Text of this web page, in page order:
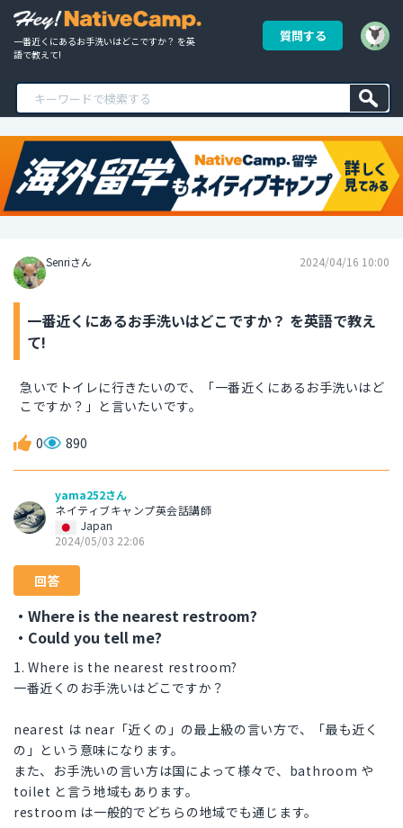
一番近くにあるお手洗いはどこですか？ を英
語で教えて!
質問する
Senriさん 2024/04/16 10:00
一番近くにあるお手洗いはどこですか？ を英語で教え
て!
急いでトイレに行きたいので、「一番近くにあるお手洗いはど
こですか？」と言いたいです。
0 890
yama252さん
ネイティブキャンプ英会話講師
Japan
2024/05/03 22:06
回答
・Where is the nearest restroom?
・Could you tell me?
1. Where is the nearest restroom?
一番近くのお手洗いはどこですか？
nearest は near「近くの」の最上級の言い方で、「最も近く
の」という意味になります。
また、お手洗いの言い方は国によって様々で、bathroom や
toilet と言う地域もあります。
restroom は一般的でどちらの地域でも通じます。